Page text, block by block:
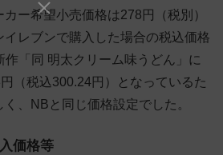
ー希望小売価格は278円（税別）
レブンで購入した場合の税込価格
作「同 明太クリーム味うどん」に
（税込300.24円）となっているた
、NBと同じ価格設定でした。
価格等